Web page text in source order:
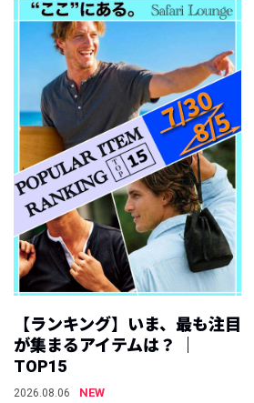
【ランキング】いま、最も注目
が集まるアイテムは？ ｜
TOP15
2026.08.06
NEW